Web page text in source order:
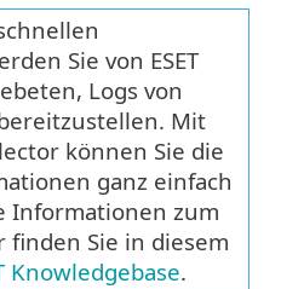
Sie von ESET
Logs von
Mit
können Sie die
ganz einfach
Informationen zum
finden Sie in diesem
Knowledgebase.